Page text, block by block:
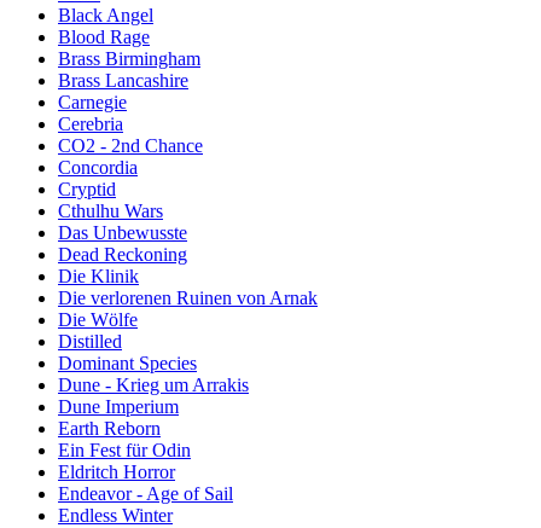
Black Angel
Blood Rage
Brass Birmingham
Brass Lancashire
Carnegie
Cerebria
CO2 - 2nd Chance
Concordia
Cryptid
Cthulhu Wars
Das Unbewusste
Dead Reckoning
Die Klinik
Die verlorenen Ruinen von Arnak
Die Wölfe
Distilled
Dominant Species
Dune - Krieg um Arrakis
Dune Imperium
Earth Reborn
Ein Fest für Odin
Eldritch Horror
Endeavor - Age of Sail
Endless Winter